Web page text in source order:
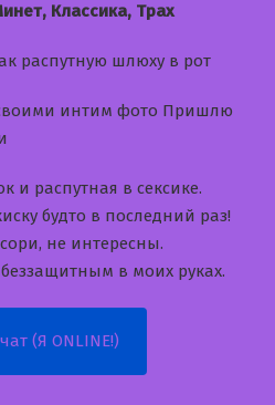
Классика, Трах
распутную шлюху в рот
интим фото Пришлю
и распутная в сексике.
будто в последний раз!
не интересны.
в моих руках.
(Я ONLINE!)